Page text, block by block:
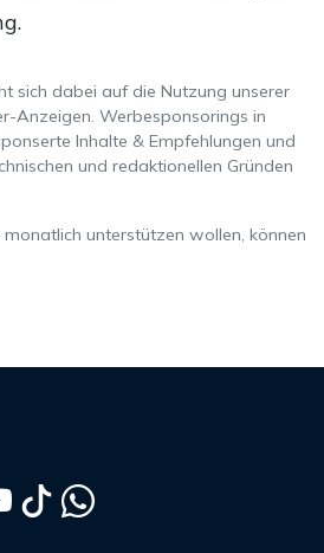
sich dabei auf die Nutzung unserer
Anzeigen. Werbesponsorings in
Inhalte & Empfehlungen und
und redaktionellen Gründen
unterstützen wollen, können